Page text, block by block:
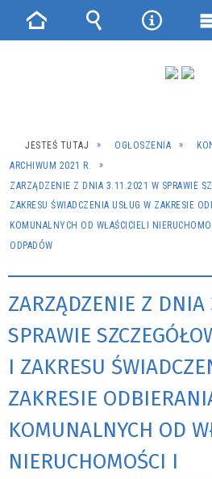
JESTEŚ TUTAJ OGŁOSZENIA
ARCHIWUM 2021 R.
ZARZĄDZENIE Z DNIA 3.11.2021 W SPRAWIE
ZAKRESU ŚWIADCZENIA USŁUG W ZAKRESIE
KOMUNALNYCH OD WŁAŚCICIELI
ODPADÓW
ZARZĄDZENIE Z DNIA
SPRAWIE
I ZAKRESU
ZAKRESIE
KOMUNALNYCH OD
NIERUCHOMOŚCI I
Strona Wyszukiwarka